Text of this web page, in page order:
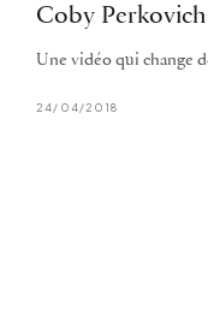
Coby
Une vidéo qui change
24/04/2018